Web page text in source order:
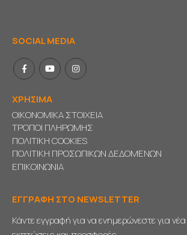
SOCIAL MEDIA
ΧΡΗΣΙΜΑ
ΟΙΚΟΝΟΜΙΚΑ ΣΤΟΙΧΕΙΑ
ΤΡΟΠΟΙ ΠΛΗΡΩΜΗΣ
ΠΟΛΙΤΙΚΗ COOKIES
ΠΟΛΙΤΙΚΗ ΠΡΟΣΩΠΙΚΩΝ ΔΕΔΟΜΕΝΩΝ
ΕΠΙΚΟΙΝΩΝΙΑ
ΕΓΓΡΑΦΗ ΣΤΟ NEWSLETTER
Κάντε εγγραφή για να ενημερώνεστε για